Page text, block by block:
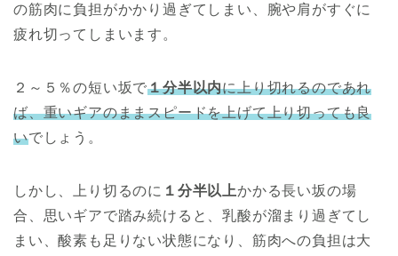
の筋肉に負担がかかり過ぎてしまい、腕や肩がすぐに
疲れ切ってしまいます。
２～５％の短い坂で１分半以内に上り切れるのであれ
ば、重いギアのままスピードを上げて上り切っても良
いでしょう。
しかし、上り切るのに １分半以上かかる長い坂の場
合、思いギアで踏み続けると、乳酸が溜まり過ぎてし
まい、酸素も足りない状態になり、筋肉への負担は大